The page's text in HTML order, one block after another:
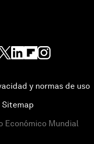
y normas de uso
Sitemap
Económico Mundial